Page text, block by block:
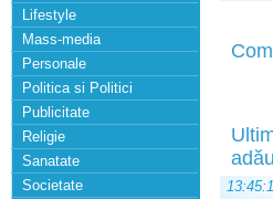
Lifestyle
Mass-media
Personale
Politica si Politici
Publicitate
Religie
Sanatate
Societate